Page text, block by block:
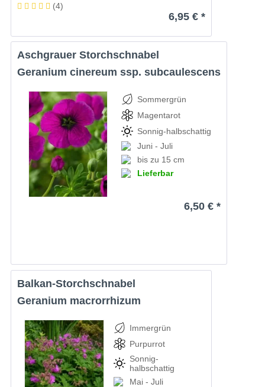
(4)
6,95 € *
Aschgrauer Storchschnabel
Geranium cinereum ssp. subcaulescens
Sommergrün
Magentarot
Sonnig-halbschattig
Juni - Juli
bis zu 15 cm
Lieferbar
6,50 € *
Balkan-Storchschnabel
Geranium macrorrhizum
Immergrün
Purpurrot
Sonnig-
halbschattig
Mai - Juli